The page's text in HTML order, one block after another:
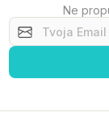
Ne